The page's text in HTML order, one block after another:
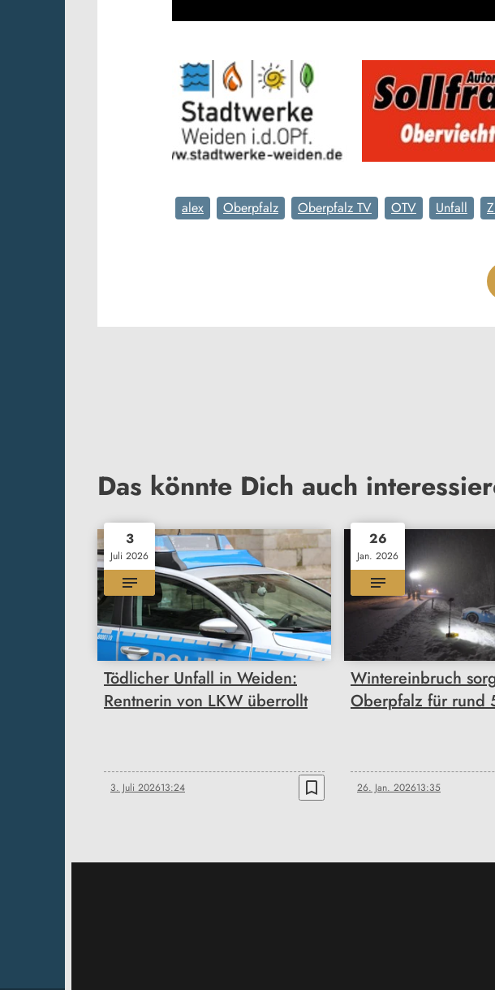
alex Oberpfalz Oberpfalz TV OTV Unfall
Das könnte Dich auch
3
Juli 2026
Tödlicher Unfall in Weiden:
Rentnerin von LKW überrollt
3. Juli 202613:24 bookmark_border
26
Jan. 2026
Wintereinbruch
Oberpfalz für rund
26. Jan. 202613:35